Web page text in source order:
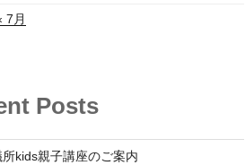
7月
Posts
kids親子講座のご案内